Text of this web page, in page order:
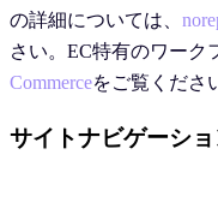
の詳細については、
さい。EC特有のワーク
Commerceをご覧くださ
サイトナビゲーショ